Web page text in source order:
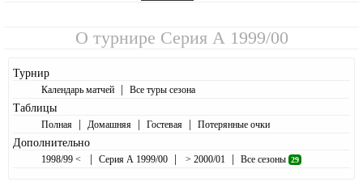
О турнире Серия А 1999/00
Турнир
Календарь матчей | Все туры сезона
Таблицы
Полная | Домашняя | Гостевая | Потерянные очки
Дополнительно
1998/99 < | Серия А 1999/00 | > 2000/01 | Все сезоны 29